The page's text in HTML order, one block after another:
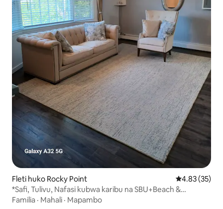
Fleti huko Rocky Point Ukadiriaji wa
4.83 (35)
*Safi, Tulivu, Nafasi kubwa karibu na SBU+Beach &
Wineries°
Familia · Mahali · Mapambo